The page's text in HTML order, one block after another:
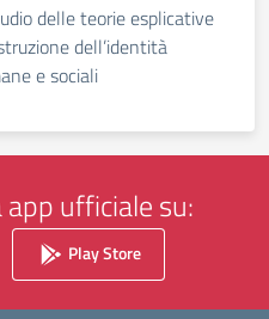
delle teorie esplicative
dell’identità
e sociali
ufficiale su:
Play Store